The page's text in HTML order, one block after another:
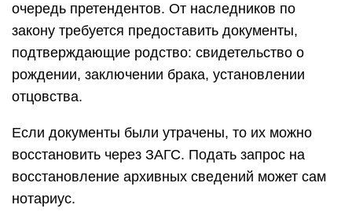
очередь претендентов. От наследников по
закону требуется предоставить документы,
подтверждающие родство: свидетельство о
рождении, заключении брака, установлении
отцовства.
Если документы были утрачены, то их можно
восстановить через ЗАГС. Подать запрос на
восстановление архивных сведений может сам
нотариус.